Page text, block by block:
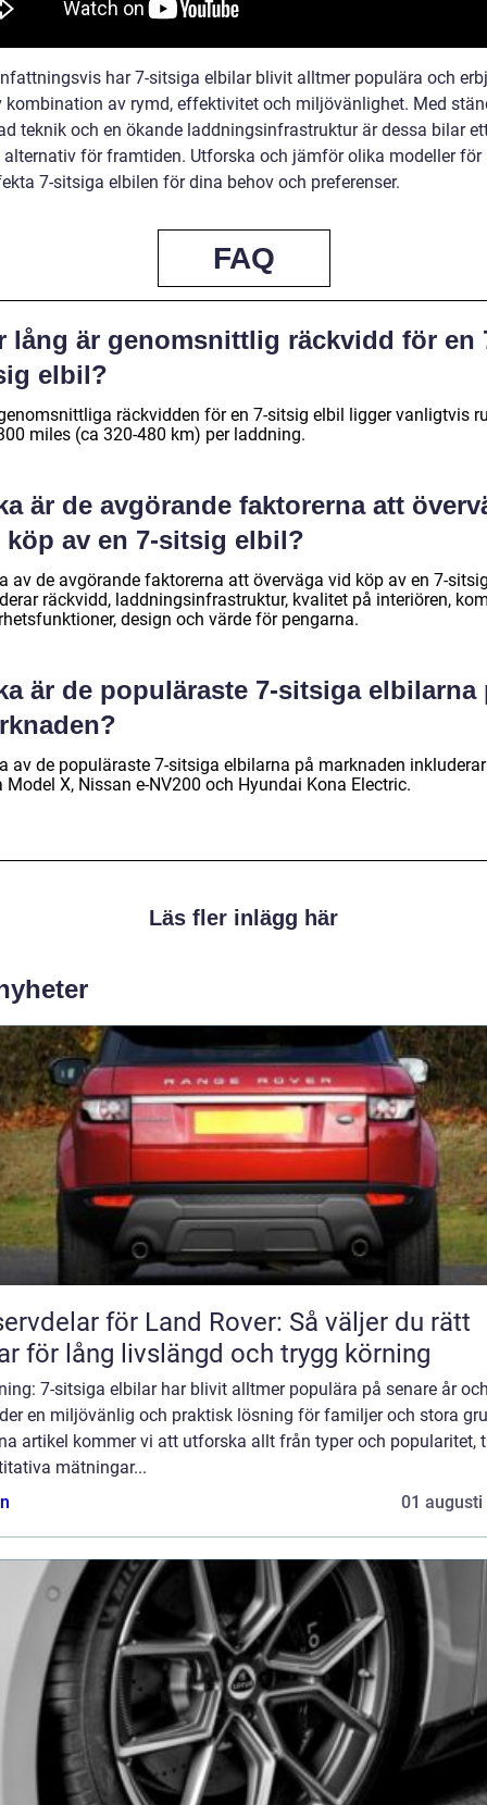
har 7-sitsiga elbilar blivit alltmer populära och
kombination av rymd, effektivitet och miljövänlighet. Med
teknik och en ökande laddningsinfrastruktur är dessa bilar
alternativ för framtiden. Utforska och jämför olika modeller
7-sitsiga elbilen för dina behov och preferenser.
FAQ
lång är genomsnittlig räckvidd för en
elbil?
räckvidden för en 7-sitsig elbil ligger vanligtvis
miles (ca 320-480 km) per laddning.
är de avgörande faktorerna att
köp av en 7-sitsig elbil?
av de avgörande faktorerna att överväga vid köp av en 7-
räckvidd, laddningsinfrastruktur, kvalitet på interiören,
design och värde för pengarna.
är de populäraste 7-sitsiga elbilarna
av de populäraste 7-sitsiga elbilarna på marknaden inkluderar
Model X, Nissan e-NV200 och Hyundai Kona Electric.
Läs fler inlägg här
för Land Rover: Så väljer du rätt
för lång livslängd och trygg körning
7-sitsiga elbilar har blivit alltmer populära på senare år
en miljövänlig och praktisk lösning för familjer och stora
artikel kommer vi att utforska allt från typer och popularitet,
mätningar...
01 augusti